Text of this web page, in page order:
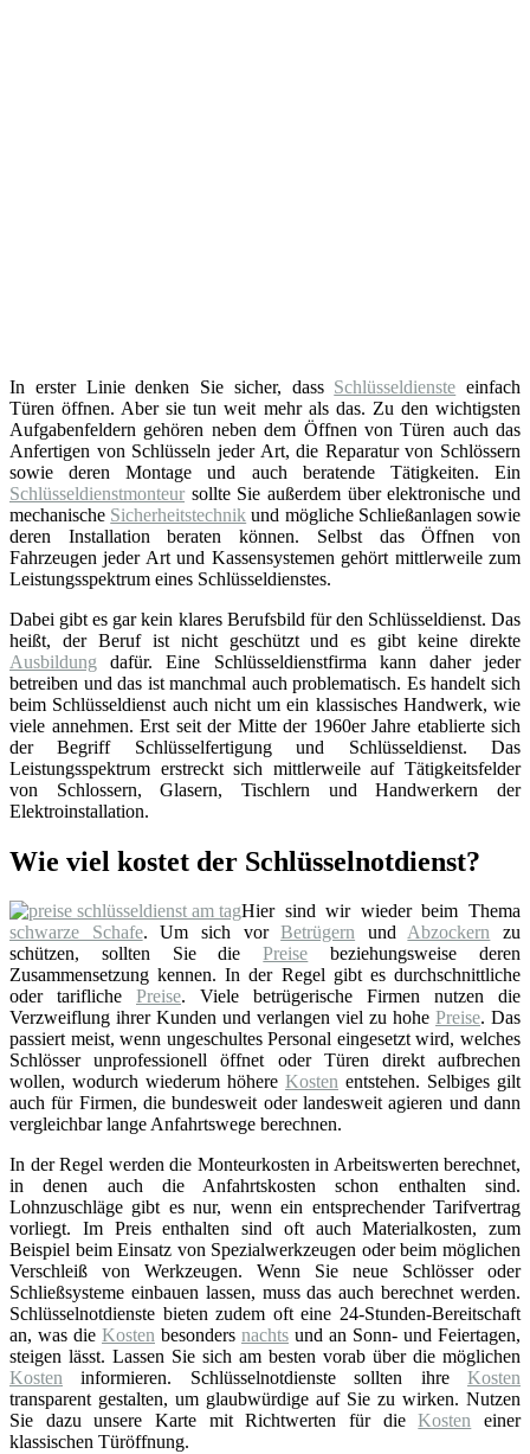
In erster Linie denken Sie sicher, dass Schlüsseldienste einfach
Türen öffnen. Aber sie tun weit mehr als das. Zu den wichtigsten
Aufgabenfeldern gehören neben dem Öffnen von Türen auch das
Anfertigen von Schlüsseln jeder Art, die Reparatur von Schlössern
sowie deren Montage und auch beratende Tätigkeiten. Ein
Schlüsseldienstmonteur sollte Sie außerdem über elektronische und
mechanische Sicherheitstechnik und mögliche Schließanlagen sowie
deren Installation beraten können. Selbst das Öffnen von
Fahrzeugen jeder Art und Kassensystemen gehört mittlerweile zum
Leistungsspektrum eines Schlüsseldienstes.
Dabei gibt es gar kein klares Berufsbild für den Schlüsseldienst. Das
heißt, der Beruf ist nicht geschützt und es gibt keine direkte
Ausbildung dafür. Eine Schlüsseldienstfirma kann daher jeder
betreiben und das ist manchmal auch problematisch. Es handelt sich
beim Schlüsseldienst auch nicht um ein klassisches Handwerk, wie
viele annehmen. Erst seit der Mitte der 1960er Jahre etablierte sich
der Begriff Schlüsselfertigung und Schlüsseldienst. Das
Leistungsspektrum erstreckt sich mittlerweile auf Tätigkeitsfelder
von Schlossern, Glasern, Tischlern und Handwerkern der
Elektroinstallation.
Wie viel kostet der Schlüsselnotdienst?
Hier sind wir wieder beim Thema
schwarze Schafe. Um sich vorBetrügern undAbzockern zu
schützen, sollten Sie diePreise beziehungsweise deren
Zusammensetzung kennen. In der Regel gibt es durchschnittliche
oder tarifliche Preise. Viele betrügerische Firmen nutzen die
Verzweiflung ihrer Kunden und verlangen viel zu hohe Preise. Das
passiert meist, wenn ungeschultes Personal eingesetzt wird, welches
Schlösser unprofessionell öffnet oder Türen direkt aufbrechen
wollen, wodurch wiederum höhere Kosten entstehen. Selbiges gilt
auch für Firmen, die bundesweit oder landesweit agieren und dann
vergleichbar lange Anfahrtswege berechnen.
In der Regel werden die Monteurkosten in Arbeitswerten berechnet,
in denen auch die Anfahrtskosten schon enthalten sind.
Lohnzuschläge gibt es nur, wenn ein entsprechender Tarifvertrag
vorliegt. Im Preis enthalten sind oft auch Materialkosten, zum
Beispiel beim Einsatz von Spezialwerkzeugen oder beim möglichen
Verschleiß von Werkzeugen. Wenn Sie neue Schlösser oder
Schließsysteme einbauen lassen, muss das auch berechnet werden.
Schlüsselnotdienste bieten zudem oft eine 24-Stunden-Bereitschaft
an, was die Kosten besonders nachts und an Sonn- und Feiertagen,
steigen lässt. Lassen Sie sich am besten vorab über die möglichen
Kosten informieren. Schlüsselnotdienste sollten ihre Kosten
transparent gestalten, um glaubwürdige auf Sie zu wirken. Nutzen
Sie dazu unsere Karte mit Richtwerten für dieKosten einer
klassischen Türöffnung.